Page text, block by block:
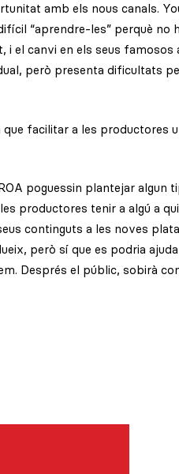
amb els nous canals.
“aprendre-les” perquè no
el canvi en els seus famosos
però presenta dificultats
facilitar a les productores
poguessin plantejar algun
productores tenir a algú a
continguts a les noves
però sí que es podria
Després el públic, sobirà